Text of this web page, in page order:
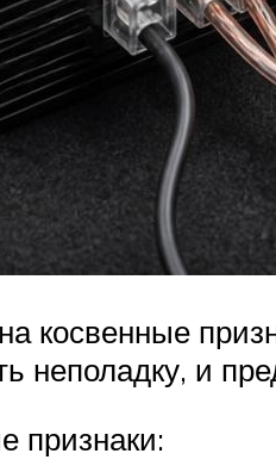
косвенные
неполадку, и
признаки: